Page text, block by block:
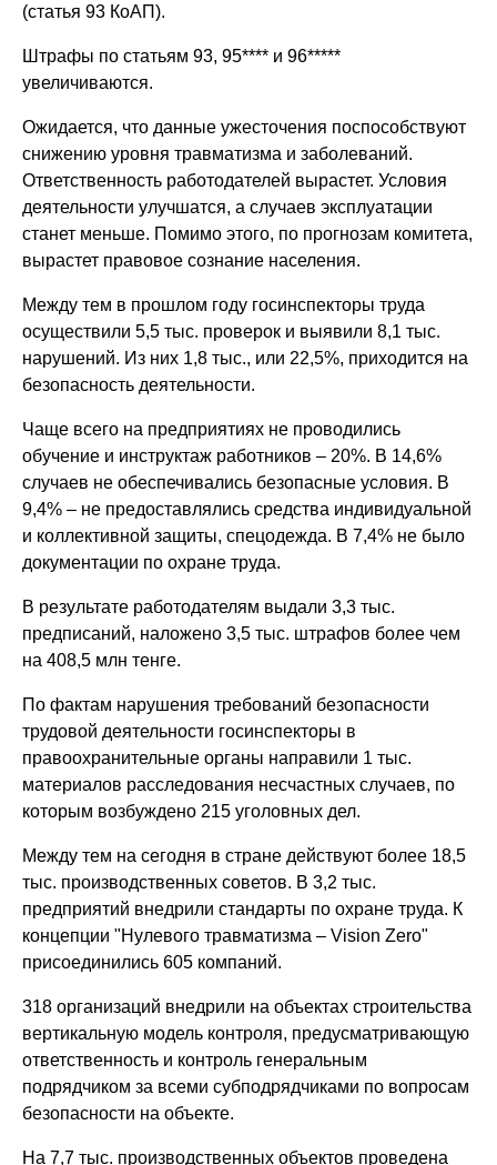
(статья 93 КоАП).
Штрафы по статьям 93, 95**** и 96*****
увеличиваются.
Ожидается, что данные ужесточения поспособствуют
снижению уровня травматизма и заболеваний.
Ответственность работодателей вырастет. Условия
деятельности улучшатся, а случаев эксплуатации
станет меньше. Помимо этого, по прогнозам комитета,
вырастет правовое сознание населения.
Между тем в прошлом году госинспекторы труда
осуществили 5,5 тыс. проверок и выявили 8,1 тыс.
нарушений. Из них 1,8 тыс., или 22,5%, приходится на
безопасность деятельности.
Чаще всего на предприятиях не проводились
обучение и инструктаж работников – 20%. В 14,6%
случаев не обеспечивались безопасные условия. В
9,4% – не предоставлялись средства индивидуальной
и коллективной защиты, спецодежда. В 7,4% не было
документации по охране труда.
В результате работодателям выдали 3,3 тыс.
предписаний, наложено 3,5 тыс. штрафов более чем
на 408,5 млн тенге.
По фактам нарушения требований безопасности
трудовой деятельности госинспекторы в
правоохранительные органы направили 1 тыс.
материалов расследования несчастных случаев, по
которым возбуждено 215 уголовных дел.
Между тем на сегодня в стране действуют более 18,5
тыс. производственных советов. В 3,2 тыс.
предприятий внедрили стандарты по охране труда. К
концепции "Нулевого травматизма – Vision Zero"
присоединились 605 компаний.
318 организаций внедрили на объектах строительства
вертикальную модель контроля, предусматривающую
ответственность и контроль генеральным
подрядчиком за всеми субподрядчиками по вопросам
безопасности на объекте.
На 7,7 тыс. производственных объектов проведена